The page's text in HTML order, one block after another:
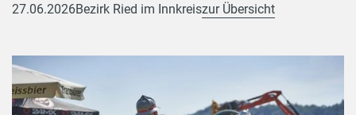
27.06.2026Bezirk Ried im Innkreiszur Übersicht